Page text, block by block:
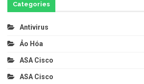
Categories
Antivirus
Ảo Hóa
ASA Cisco
ASA Cisco